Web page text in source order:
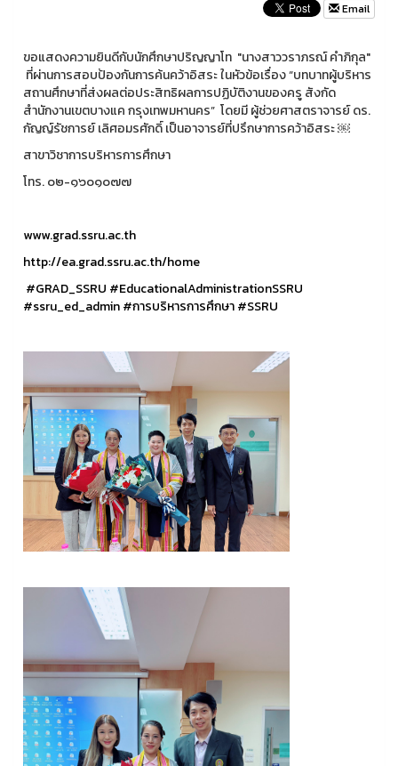
Email
ขอแสดงความยินดีกับนักศึกษาปริญญาโท "นางสาววราภรณ์ คำภิกุล"
ที่ผ่านการสอบป้องกันการค้นคว้าอิสระ ในหัวข้อเรื่อง “บทบาทผู้บริหาร
สถานศึกษาที่ส่งผลต่อประสิทธิผลการปฏิบัติงานของครู สังกัด
สำนักงานเขตบางแค กรุงเทพมหานคร” โดยมี ผู้ช่วยศาสตราจารย์ ดร.
กัญญ์รัชการย์ เลิศอมรศักดิ์ เป็นอาจารย์ที่ปรึกษาการคว้าอิสระ ￼
สาขาวิชาการบริหารการศึกษา
โทร. ๐๒-๑๖๐๑๐๗๗
www.grad.ssru.ac.th
http://ea.grad.ssru.ac.th/home
#GRAD_SSRU #EducationalAdministrationSSRU
#ssru_ed_admin#การบริหารการศึกษา#SSRU